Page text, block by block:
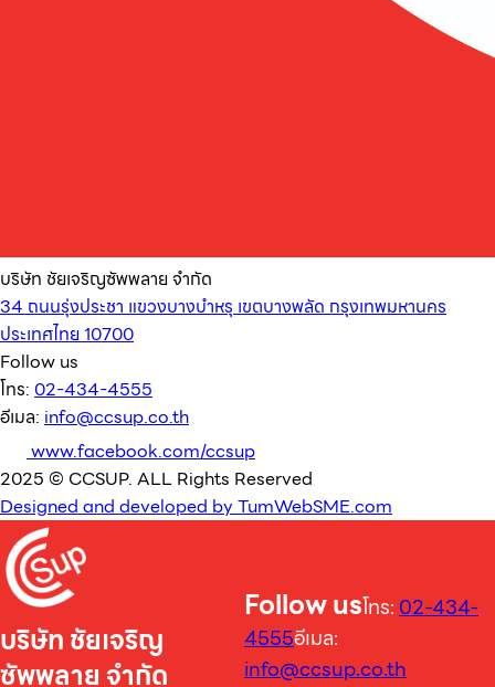
บริษัท ชัยเจริญซัพพลาย จำกัด
34 ถนนรุ่งประชา แขวงบางบำหรุ เขตบางพลัด กรุงเทพมหานคร
ประเทศไทย 10700
Follow us
โทร: 02-434-4555
อีเมล: info@ccsup.co.th
www.facebook.com/ccsup
2025 © CCSUP. ALL Rights Reserved
Designed and developed by TumWebSME.com
บริษัท ชัยเจริญ
ซัพพลาย จำกัด
Follow usโทร:02-434-
4555อีเมล:
info@ccsup.co.th